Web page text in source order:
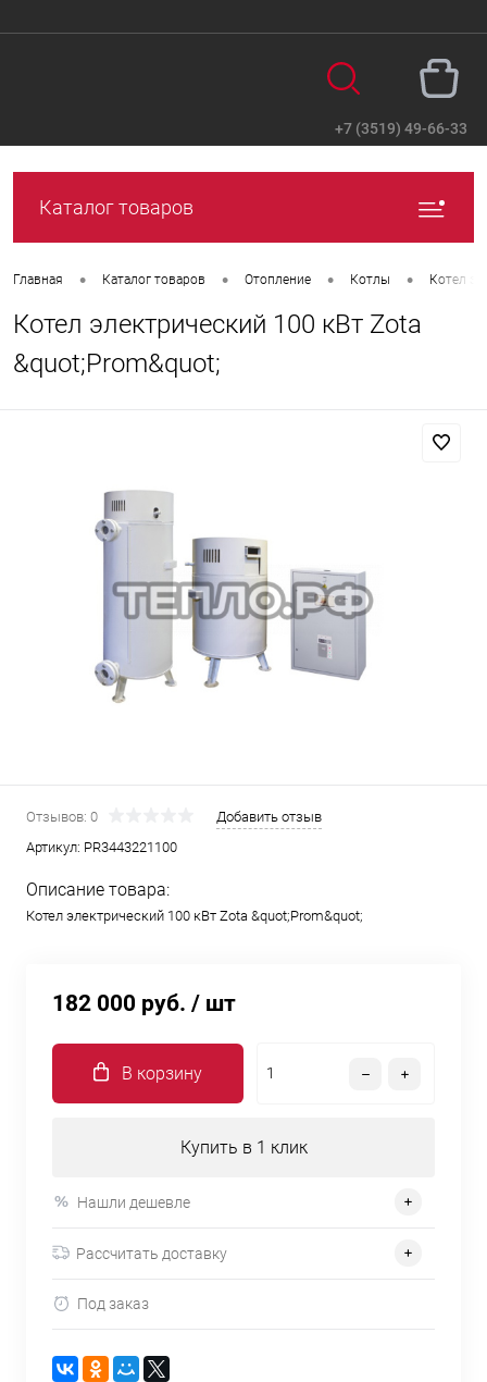
+7 (3519) 49-66-33
Каталог товаров
Главная • Каталог товаров • Отопление • Котлы • Котел
Котел электрический 100 кВт Zota
&quot;Prom&quot;
Отзывов: 0
Добавить отзыв
Артикул: PR3443221100
Описание товара:
Котел электрический 100 кВт Zota &quot;Prom&quot;
182 000 руб. / шт
В корзину
Купить в 1 клик
Нашли дешевле
Рассчитать доставку
Под заказ